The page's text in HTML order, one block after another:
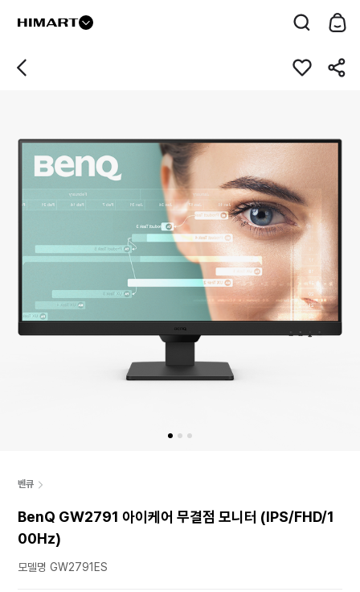
벤큐
BenQ GW2791 아이케어 무결점 모니터 (IPS/FHD/1
00Hz)
모델명 GW2791ES